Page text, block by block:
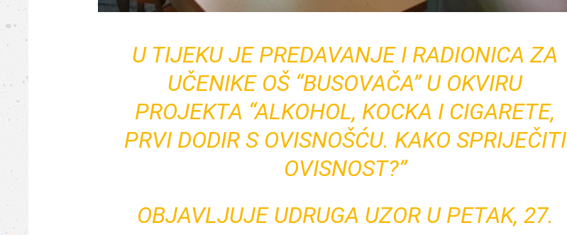
U TIJEKU JE PREDAVANJE I RADIONICA ZA
UČENIKE OŠ “BUSOVAČA” U OKVIRU
PROJEKTA “ALKOHOL, KOCKA I CIGARETE,
PRVI DODIR S OVISNOŠĆU. KAKO SPRIJEČITI
OVISNOST?”
OBJAVLJUJE UDRUGA UZORU PETAK, 27.